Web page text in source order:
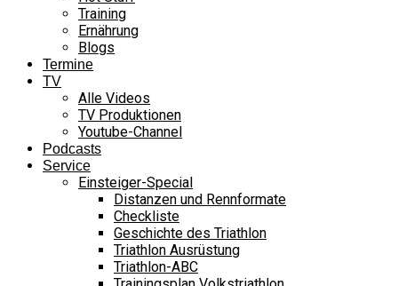
Training
Ernährung
Blogs
Termine
TV
Alle Videos
TV Produktionen
Youtube-Channel
Podcasts
Service
Einsteiger-Special
Distanzen und Rennformate
Checkliste
Geschichte des Triathlon
Triathlon Ausrüstung
Triathlon-ABC